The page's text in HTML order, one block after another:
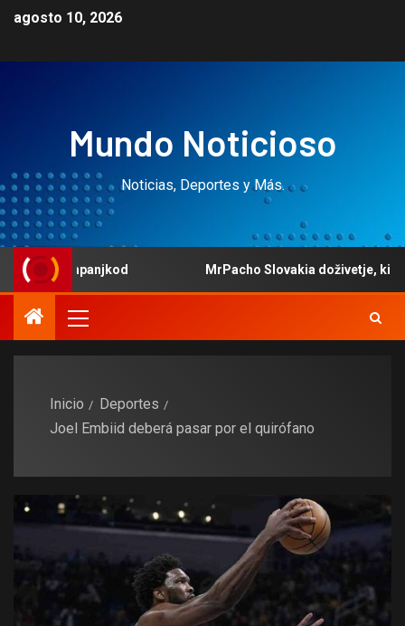
agosto 10, 2026
Mundo Noticioso
Noticias, Deportes y Más.
MrPacho Slovakia doživetje, ki prevzema
Inicio
Deportes
Joel Embiid deberá pasar por el quirófano